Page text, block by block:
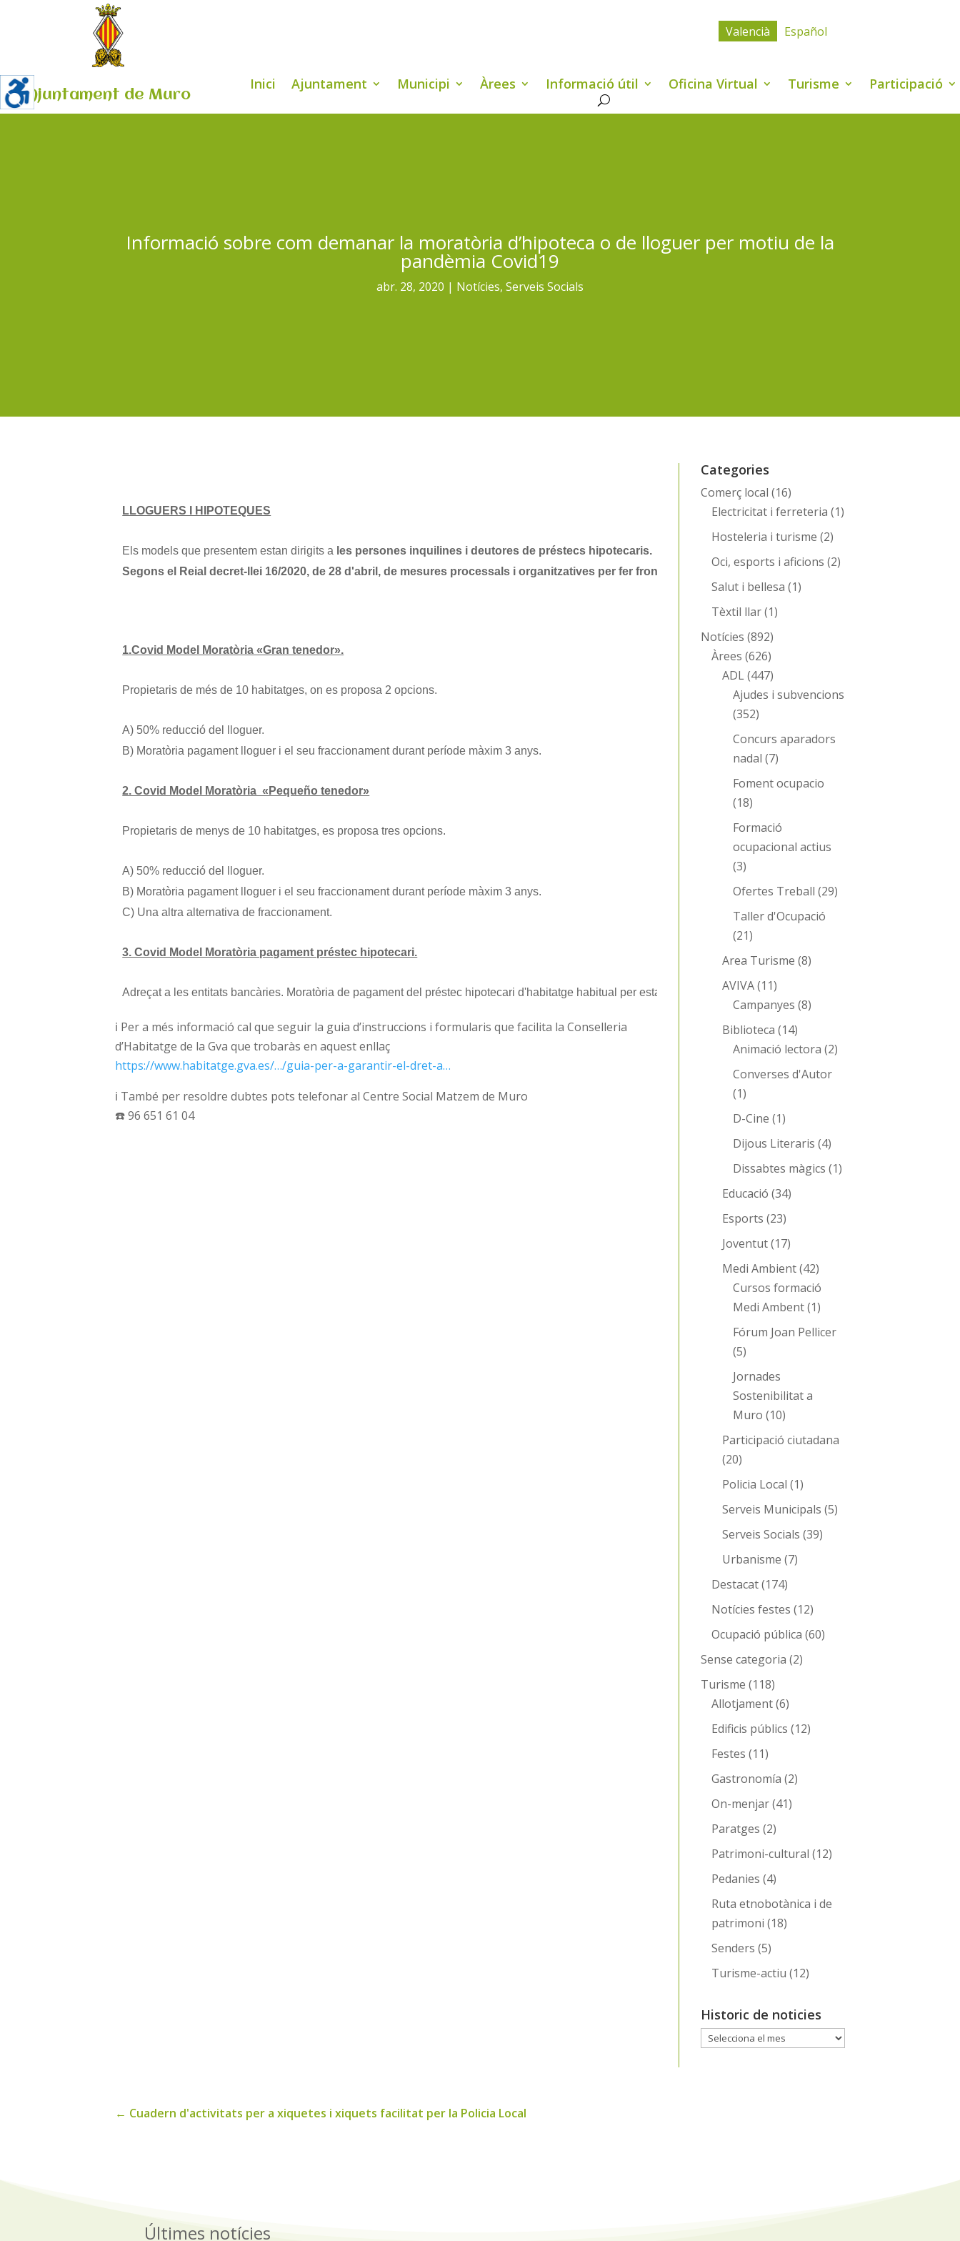
Ajuntament de Muro
Valencià Español
Inici Ajuntament Municipi Àrees Informació útil Oficina Virtual Turisme Participació
Informació sobre com demanar la moratòria d’hipoteca o de lloguer per motiu de la
pandèmia Covid19
abr. 28, 2020 Notícies, Serveis Socials
LLOGUERS I HIPOTEQUES
Els models que presentem estan dirigits a
Segons el Reial decret-llei 16/2020, de 28 d'abril, de mesures processals i organitzatives per fer front a la COVID-19 en l'àmbit de l'Administració de
1.Covid Model Moratòria «Gran tenedor».
Propietaris de més de 10 habitatges, on es proposa 2 opcions.
A) 50% reducció del lloguer.
B) Moratòria pagament lloguer i el seu fraccionament durant període màxim 3 anys.
2. Covid Model Moratòria  «Pequeño tenedor»
Propietaris de menys de 10 habitatges, es proposa tres opcions.
A) 50% reducció del lloguer.
B) Moratòria pagament lloguer i el seu fraccionament durant període màxim 3 anys.
C) Una altra alternativa de fraccionament.
3. Covid Model Moratòria pagament préstec hipotecari.
Adreçat a les entitats bancàries. Moratòria de pagament del préstec hipotecari d'habitatge habitual per estar en situació de vulnerabilitat econòmica. El termini de
ℹ️ Per a més informació cal que seguir la guia d’instruccions i formularis que facilita la Conselleria
d’Habitatge de la Gva que trobaràs en aquest enllaç
https://www.habitatge.gva.es/…/guia-per-a-garantir-el-dret-a…
ℹ️ També per resoldre dubtes pots telefonar al Centre Social Matzem de Muro
☎️96 651 61 04
Categories
Comerç local (16)
Electricitat i ferreteria (1)
Hosteleria i turisme (2)
Oci, esports i aficions (2)
Salut i bellesa (1)
Tèxtil llar(1)
Notícies (892)
Àrees (626)
ADL(447)
Ajudes i subvencions
(352)
Concurs aparadors
nadal (7)
Foment ocupacio
(18)
Formació
ocupacional actius
(3)
Ofertes Treball (29)
Taller d'Ocupació
(21)
Area Turisme (8)
AVIVA(11)
Campanyes (8)
Biblioteca (14)
Animació lectora (2)
Converses d'Autor
(1)
D-Cine (1)
Dijous Literaris (4)
Dissabtes màgics (1)
Educació (34)
Esports (23)
Joventut(17)
Medi Ambient(42)
Cursos formació
Medi Ambent(1)
Fórum Joan Pellicer
(5)
Jornades
Sostenibilitat a
Muro (10)
Participació ciutadana
(20)
Policia Local (1)
Serveis Municipals (5)
Serveis Socials (39)
Urbanisme (7)
Destacat(174)
Notícies festes (12)
Ocupació pública (60)
Sense categoria (2)
Turisme (118)
Allotjament(6)
Edificis públics (12)
Festes (11)
Gastronomía (2)
On-menjar(41)
Paratges (2)
Patrimoni-cultural (12)
Pedanies (4)
Ruta etnobotànica i de
patrimoni (18)
Senders (5)
Turisme-actiu (12)
Historic de noticies
Historic
← Cuadern d'activitats per a xiquetes i xiquets facilitat per la Policia Local
Últimes notícies